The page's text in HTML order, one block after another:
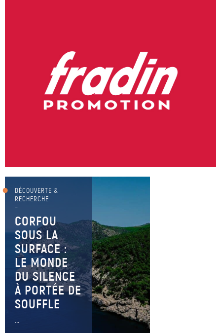
DÉCOUVERTE &
RECHERCHE
–
CORFOU
SOUS LA
SURFACE :
LE MONDE
DU SILENCE
À PORTÉE DE
SOUFFLE
...